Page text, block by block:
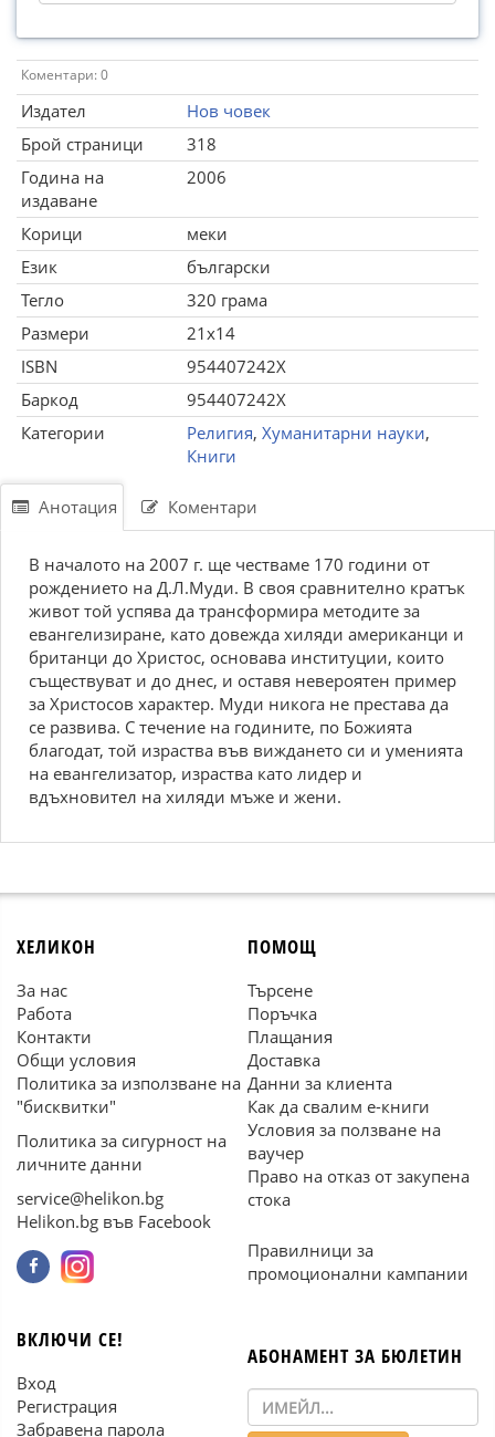
Коментари: 0
Издател
Нов човек
Брой страници
318
Година на
издаване
2006
Корици
меки
Език
български
Тегло
320 грама
Размери
21x14
ISBN
954407242X
Баркод
954407242X
Категории
Религия, Хуманитарни науки,
Книги
Анотация Коментари
В началото на 2007 г. ще честваме 170 години от
рождението на Д.Л.Муди. В своя сравнително кратък
живот той успява да трансформира методите за
евангелизиране, като довежда хиляди американци и
британци до Христос, основава институции, които
съществуват и до днес, и оставя невероятен пример
за Христосов характер. Муди никога не престава да
се развива. С течение на годините, по Божията
благодат, той израства във виждането си и уменията
на евангелизатор, израства като лидер и
вдъхновител на хиляди мъже и жени.
ХЕЛИКОН
За нас
Работа
Контакти
Общи условия
Политика за използване на
"бисквитки"
Политика за сигурност на
личните данни
service@helikon.bg
Helikon.bg във Facebook
ПОМОЩ
Търсене
Поръчка
Плащания
Доставка
Данни за клиента
Как да свалим е-книги
Условия за ползване на
ваучер
Право на отказ от закупена
стока
Правилници за
промоционални кампании
ВКЛЮЧИ СЕ!
Вход
Регистрация
Забравена парола
АБОНАМЕНТ ЗА БЮЛЕТИН